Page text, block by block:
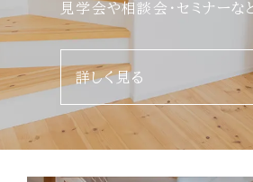
見学会や相談会・セミナーな
詳しく見る